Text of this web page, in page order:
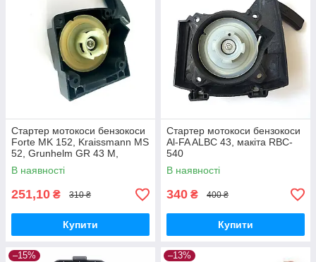
Стартер мотокоси бензокоси
Forte MK 152, Kraissmann MS
52, Grunhelm GR 43 M,
Протон БТ-3002, Foresta FC
60 AV
В наявності
251,10 ₴ 310 ₴
Купити
Стартер мотокоси бензокоси
Al-FA ALBC 43, макіта RBC-
540
В наявності
340 ₴ 400 ₴
Купити
–15% –13%